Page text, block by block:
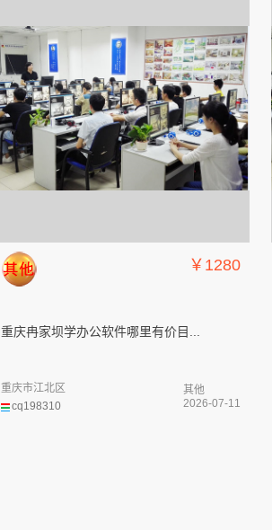
￥1280
重庆冉家坝学办公软件哪里有价目...
cq198310
重庆市江北区
其他
2026-07-11